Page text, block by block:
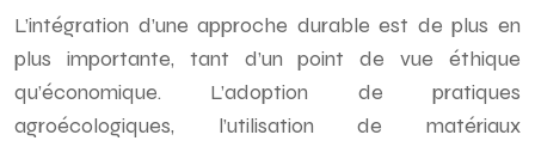
L’intégration d’une approche durable est de plus en
plus importante, tant d’un point de vue éthique
qu’économique. L’adoption de pratiques
agroécologiques, l’utilisation de matériaux